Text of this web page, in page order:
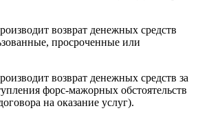
возврат денежных средств
просроченные или
возврат денежных средств за
форс-мажорных обстоятельств
на оказание услуг).